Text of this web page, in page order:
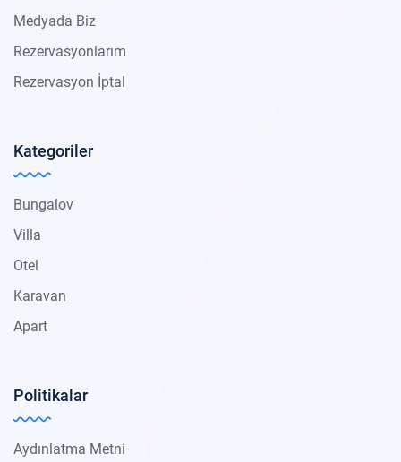
Medyada Biz
Rezervasyonlarım
Rezervasyon İptal
Kategoriler
Bungalov
Villa
Otel
Karavan
Apart
Politikalar
Aydınlatma Metni